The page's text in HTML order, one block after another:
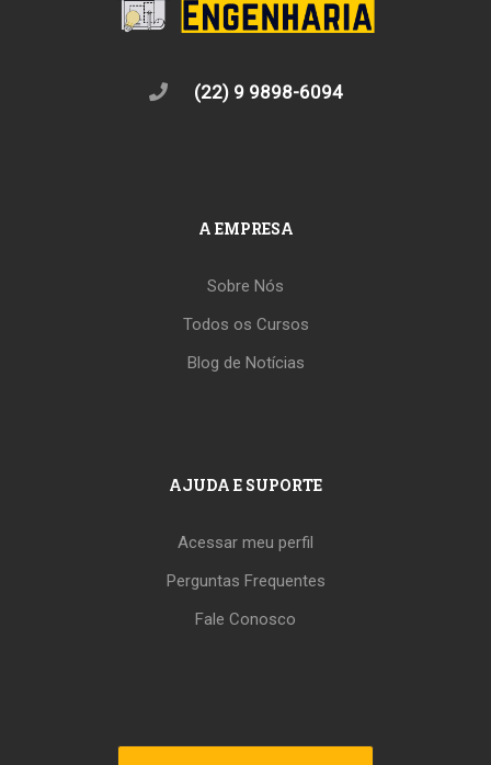
(22) 9 9898-6094
A EMPRESA
Sobre Nós
Todos os Cursos
Blog de Notícias
AJUDA E SUPORTE
Acessar meu perfil
Perguntas Frequentes
Fale Conosco